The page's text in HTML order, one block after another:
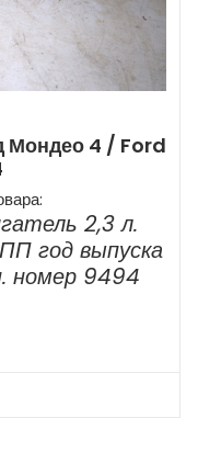
Мондео 4 / Ford
2,3 л.
год выпуска
номер 9494